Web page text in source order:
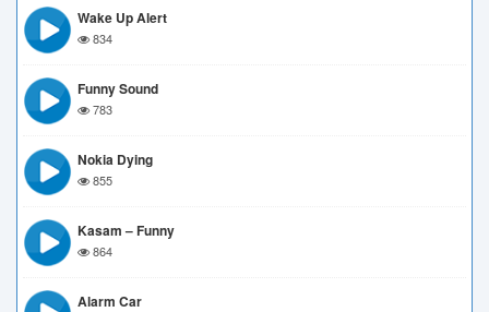
Wake Up Alert
834
Funny Sound
783
Nokia Dying
855
Kasam – Funny
864
Alarm Car